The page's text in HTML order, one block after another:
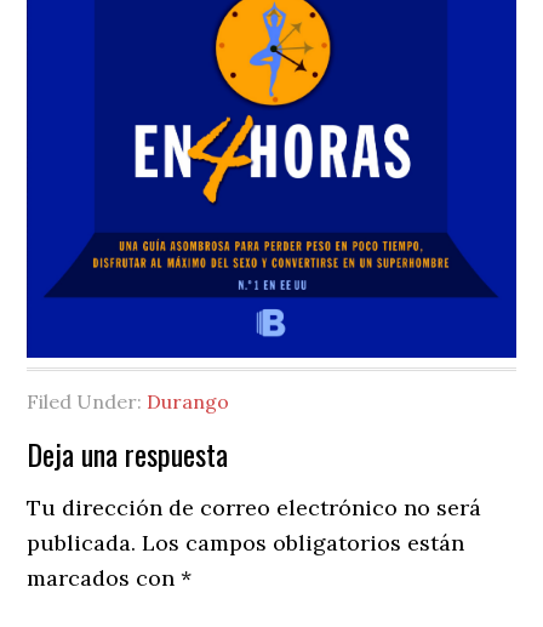
Filed Under: Durango
Reader
Interactions
Deja una respuesta
Tu dirección de correo electrónico no será
publicada. Los campos obligatorios están
marcados con*